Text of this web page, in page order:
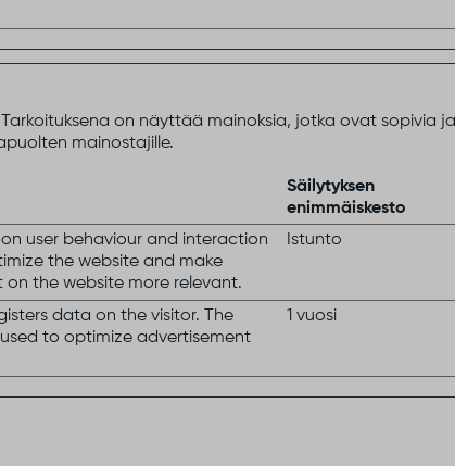
on näyttää mainoksia, jotka ovat sopivia
mainostajille.
Säilytyksen
enimmäiskesto
user behaviour and interaction
the website and make
on the website more relevant.
Istunto
data on the visitor. The
to optimize advertisement
1 vuosi